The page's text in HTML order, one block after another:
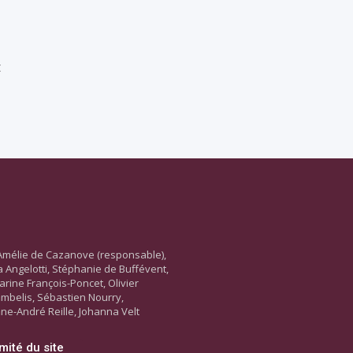
de Cazanove (responsable),
Angelotti, Stéphanie de Buffévent,
François-Poncet, Olivier
Sébastien Nourry,
André Reille, Johanna Velt
du site